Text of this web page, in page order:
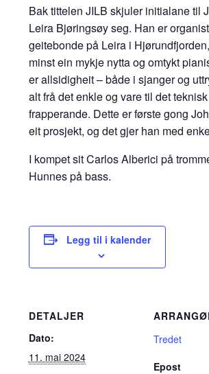
Bak tittelen JILB skjuler initialane til
Leira Bjøringsøy seg. Han er
geitebonde på Leira i
minst ein mykje nytta og omtykt
er allsidigheit – både i sjanger og
alt frå det enkle og vare til det
frapperande. Dette er første gong
eit prosjekt, og det gjer han med
I kompet sit Carlos Alberici på
Hunnes på bass.
Legg til i kalender
DETALJER
Dato:
11. mai 2024
Tredet
Epost